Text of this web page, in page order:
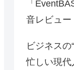
「
音レビュー
ビジネスの
忙しい現代